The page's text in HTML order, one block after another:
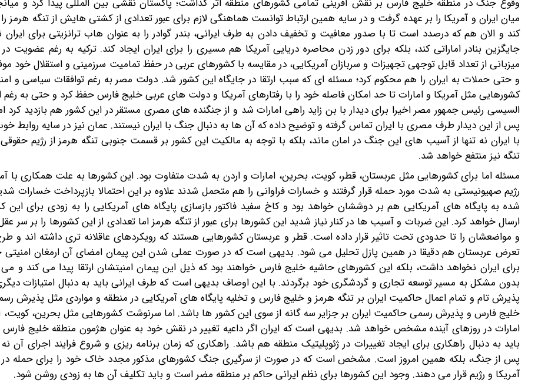
وقوع جنگ در منطقه خلیج فارس بر نقش آفرینی تمامی کشورهای منطقه اثر گذاشت؛ پاکستان نقشی بین المللی پیدا کرد و
میان ایران و آمریکا را بر عهده گرفت و در سایه همین ارتباط توانست هماهنگی لازم برای عبور تعدادی از کشتی هایش از تنگه هرمز
کند و الان هم که درصدد است تا با صدور معافیت و تخفیف دادن به طرف ایرانی، بندر گوادر را به عنوان هاب ترانزیتی برای ایران
جایگزین بنادر اماراتی کند، بلکه برای دور زدن محاصره دریایی آمریکا هم مسیری را برای ایران ایجاد کند. ترکیه به رغم عضویت در
میزبانی از تعداد قابل توجهی تجهیزات و سربازان آمریکایی، در مقایسه با کشورهای عربی در حفظ تمامیت سرزمینی و استقلال خود
و حتی حملات به ایران را هم محکوم کرد؛ مسئله ای که سبب ارتقا در جایگاه این کشور شد. دولت مصر به رغم توافقات سیاسی و
کشورهایی مثل آمریکا و امارات تا حد امکان فاصله خود را با رفتارهای آمریکا و دولت های عربی خلیج فارس حفظ کرد و حتی به رغم
السیسی رئیس جمهور مصر اخیرا برای دیدار با بن زاید راهی امارات شد و از جنگنده های مصری مستقر در این کشور هم بازدید کرد
پس از این دیدار طرف مصری با ایران تماس گرفته و توضیح داده که آن ها به دنبال جنگ با ایران نیستند. عمان نیز در سایه روابط
با ایران نه تنها از آسیب های این جنگ در امان ماند، بلکه با توجه به مالکیت این کشور بر قسمت جنوبی تنگه هرمز از رژیم
تنگه نیز منتفع خواهد شد.
مسئله اما برای کشورهایی مثل عربستان، قطر، کویت، بحرین، امارات و اردن به شدت متفاوت بود. این کشورها به علت همکاری با
رژیم صهیونیستی به شدت مورد حمله قرار گرفتند و خسارات فراوانی را هم متحمل شدند علاوه بر این احتمالا بازپرداخت خسارات
شده به پایگاه های آمریکایی هم بر دوششان خواهد بود و کاخ سفید فاکتور بازسازی پایگاه های آمریکایی را به زودی برای این
ارسال خواهد کرد. این ضربات و آسیب ها در کنار نیاز شدید این کشورها برای عبور از تنگه هرمز اما تعدادی از این کشورها را بر سر
و مواضعشان را تا حدودی تحت تاثیر قرار داده است. قطر و عربستان کشورهایی هستند که رویکردهای عاقلانه تری داشته اند و
تعرض عربستان هم دقیقا در همین پازل تحلیل می شود. بدیهی است که در صورت عملی شدن این پیمان امضای آن ارمغان
برای ایران نخواهد داشت، بلکه این کشورهای حاشیه خلیج فارس خواهند بود که ذیل این پیمان امنیتشان ارتقا پیدا می کند و می
بدون مشکل به مسیر توسعه تجاری و گردشگری خود برگردند. با این اوصاف بدیهی است که طرف ایرانی باید به دنبال امتیازات
پذیرش تام و تمام اعمال حاکمیت ایران بر تنگه هرمز و خلیج فارس و تخلیه پایگاه های آمریکایی در منطقه و مواردی مثل پذیرش
خلیج فارس و پذیرش رسمی حاکمیت ایران بر جزایر سه گانه از سوی این کشور ها باشد. اما سرنوشت کشورهایی مثل بحرین، کویت،
امارات در روزهای آینده مشخص خواهد شد. بدیهی است که ایران اگر داعیه تغییر در نقش خود به عنوان هژمون منطقه خلیج فارس
باید به دنبال راهکاری برای ایجاد تغییرات در ژئوپلیتیک منطقه هم باشد. راهکاری که زمان برنامه ریزی و شروع فرایند اجرای آن
پس از جنگ، بلکه همین امروز است. مشخص است که در صورت از سرگیری جنگ کشورهای مذکور مجدد خاک خود را برای حمله در
آمریکا و رژیم قرار می دهند. وجود این کشورها برای نظم ایرانی حاکم بر منطقه مضر است و باید تکلیف آن ها به زودی روشن شود.